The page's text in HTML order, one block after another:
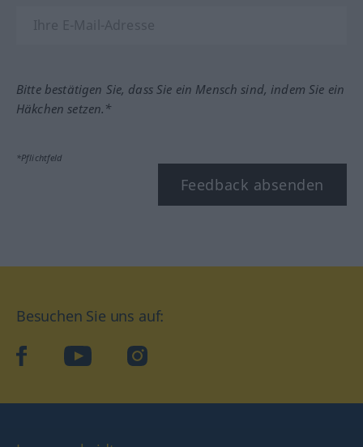
Bitte bestätigen Sie, dass Sie ein Mensch sind, indem Sie ein
Häkchen setzen.*
*Pflichtfeld
Feedback absenden
Besuchen Sie uns auf:
facebookYouTube Instagram